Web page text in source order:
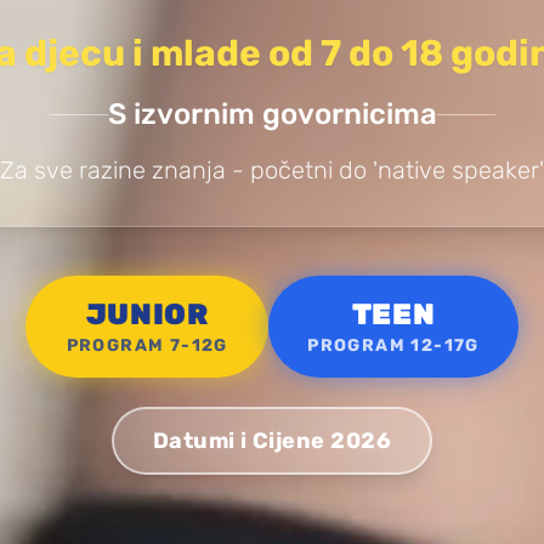
djecu i mlade od 7 do 18
S izvornim govornicima
Za sve razine znanja - početni do 'native speaker'
JUNIOR
PROGRAM 7-12G
TEEN
PROGRAM 12-17G
Datumi i Cijene 2026